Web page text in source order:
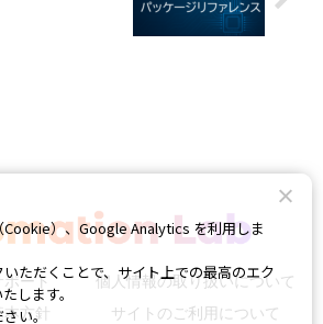
ート
個人情報の取り扱いについて
方針
サイトのご利用について
）、Google Analytics を利用しま
いただくことで、サイト上での最高のエク
します。
い。